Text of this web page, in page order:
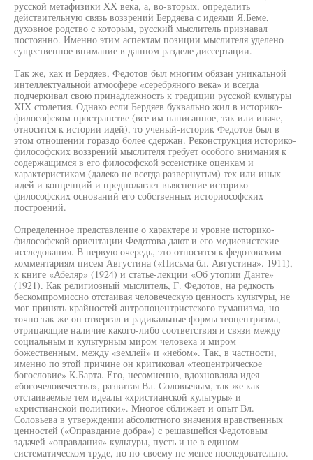
русской метафизики XX века, а, во-вторых, определить
действительную связь воззрений Бердяева с идеями Я.Беме,
духовное родство с которым, русский мыслитель признавал
постоянно. Именно этим аспектам позиции мыслителя уделено
существенное внимание в данном разделе диссертации.
Так же, как и Бердяев, Федотов был многим обязан уникальной
интеллектуальной атмосфере «серебряного века» и всегда
подчеркивал свою принадлежность к традиции русской культуры
XIX столетия. Однако если Бердяев буквально жил в историко-
философском пространстве (все им написанное, так или иначе,
относится к истории идей), то ученый-историк Федотов был в
этом отношении гораздо более сдержан. Реконструкция историко-
философских воззрений мыслителя требует особого внимания к
содержащимся в его философской эссеистике оценкам и
характеристикам (далеко не всегда развернутым) тех или иных
идей и концепций и предполагает выяснение историко-
философских оснований его собственных историософских
построений.
Определенное представление о характере и уровне историко-
философской ориентации Федотова дают и его медиевистские
исследования. В первую очередь, это относится к федотовским
комментариям писем Августина («Письма бл. Августина». 1911),
к книге «Абеляр» (1924) и статье-лекции «Об утопии Данте»
(1921). Как религиозный мыслитель, Г. Федотов, на редкость
бескомпромиссно отстаивая человеческую ценность культуры, не
мог принять крайностей антропоцентристского гуманизма, но
точно так же он отвергал и радикальные формы теоцентризма,
отрицающие наличие какого-либо соответствия и связи между
социальным и культурным миром человека и миром
божественным, между «землей» и «небом». Так, в частности,
именно по этой причине он критиковал «теоцентрическое
богословие» К.Барта. Его, несомненно, вдохновляла идея
«богочеловечества», развитая Вл. Соловьевым, так же как
отстаиваемые тем идеалы «христианской культуры» и
«христианской политики». Многое сближает и опыт Вл.
Соловьева в утверждении абсолютного значения нравственных
ценностей («Оправдание добра») с решавшейся Федотовым
задачей «оправдания» культуры, пусть и не в едином
систематическом труде, но по-своему не менее последовательно.